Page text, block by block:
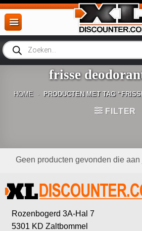
Ga
naar
inhoud
Producten
zoeken
frisse
HOME - PRODUCTEN MET TAG
FILTER
Geen producten gevonden die
Rozenbogerd 3A-Hal 7
5301 KD Zaltbommel